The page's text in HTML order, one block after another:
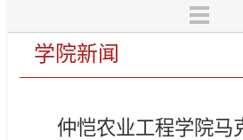
学院新闻
仲恺农业工程学院马